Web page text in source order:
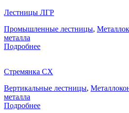
Лестницы ЛГР
Промышленные лестницы,
металла
Подробнее
Стремянка СХ
Вертикальные лестницы,
металла
Подробнее